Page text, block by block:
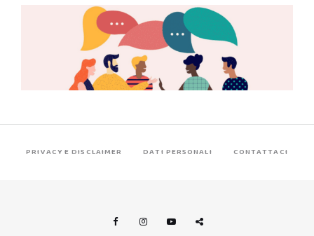
PRIVACY E DISCLAIMER DATI PERSONALI CONTATTACI